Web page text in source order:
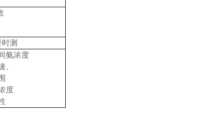
测
氨浓度
、
度